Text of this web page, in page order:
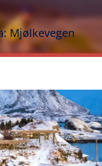
Mjølkevegen